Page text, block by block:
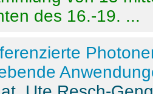
des 16.-19. ...